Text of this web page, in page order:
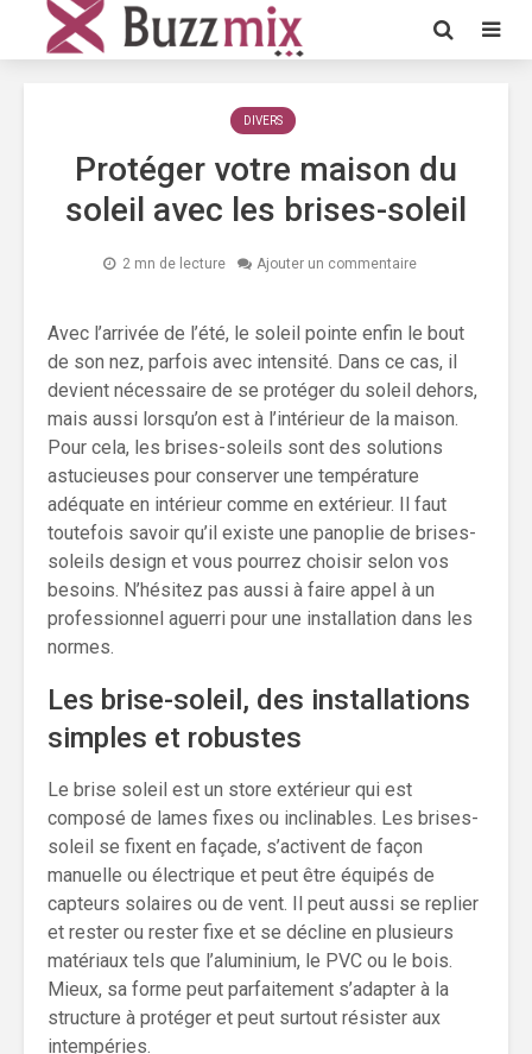
DIVERS
Protéger votre maison du
soleil avec les brises-soleil
2 mn de lecture Ajouter un commentaire
Avec l’arrivée de l’été, le soleil pointe enfin le bout
de son nez, parfois avec intensité. Dans ce cas, il
devient nécessaire de se protéger du soleil dehors,
mais aussi lorsqu’on est à l’intérieur de la maison.
Pour cela, les brises-soleils sont des solutions
astucieuses pour conserver une température
adéquate en intérieur comme en extérieur. Il faut
toutefois savoir qu’il existe une panoplie de brises-
soleils design et vous pourrez choisir selon vos
besoins. N’hésitez pas aussi à faire appel à un
professionnel aguerri pour une installation dans les
normes.
Les brise-soleil, des installations
simples et robustes
Le brise soleil est un store extérieur qui est
composé de lames fixes ou inclinables. Les brises-
soleil se fixent en façade, s’activent de façon
manuelle ou électrique et peut être équipés de
capteurs solaires ou de vent. Il peut aussi se replier
et rester ou rester fixe et se décline en plusieurs
matériaux tels que l’aluminium, le PVC ou le bois.
Mieux, sa forme peut parfaitement s’adapter à la
structure à protéger et peut surtout résister aux
intempéries.